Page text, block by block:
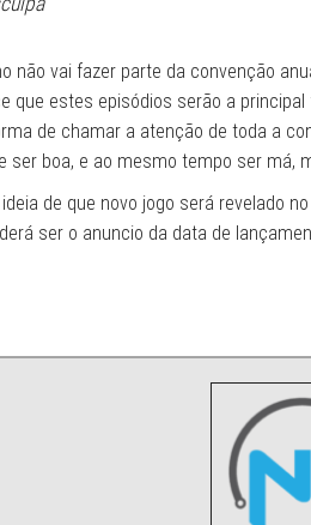
não vai fazer parte da convenção
que estes episódios serão a
de chamar a atenção de toda a
ser boa, e ao mesmo tempo ser má,
de que novo jogo será revelado
ser o anuncio da data de